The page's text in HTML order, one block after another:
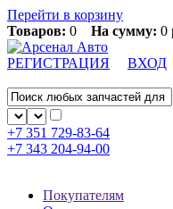
Перейти в корзину
Товаров: 0 На сумму: 0
РЕГИСТРАЦИЯ ВХОД
+7 351 729-83-64
+7 343 204-94-00
Покупателям